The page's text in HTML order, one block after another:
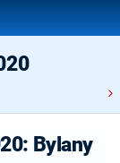
Bylany